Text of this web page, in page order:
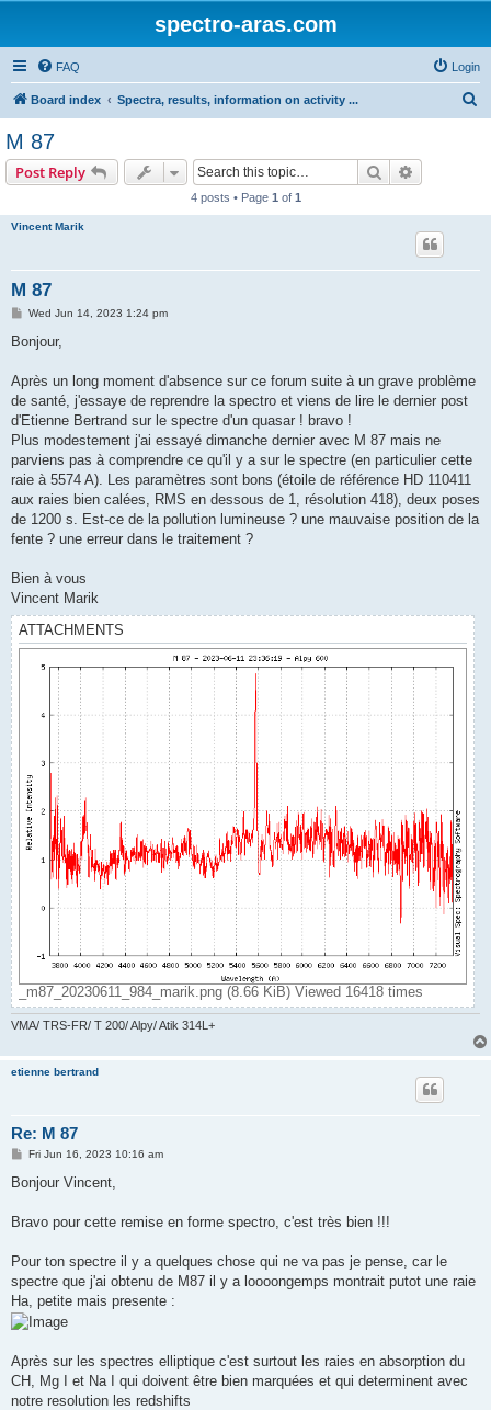
spectro-aras.com
FAQ Login
Board index Spectra, results, information on activity ...
M 87
Post Reply Search
4 posts • Page 1 of 1
Vincent Marik
M 87
P
s
Wed Jun 14, 2023 1:24 pm
Bonjour,
Après un long moment d'absence sur ce forum suite à un grave problème
de santé, j'essaye de reprendre la spectro et viens de lire le dernier post
d'Etienne Bertrand sur le spectre d'un quasar ! bravo !
Plus modestement j'ai essayé dimanche dernier avec M 87 mais ne
parviens pas à comprendre ce qu'il y a sur le spectre (en particulier cette
raie à 5574 A). Les paramètres sont bons (étoile de référence HD 110411
aux raies bien calées, RMS en dessous de 1, résolution 418), deux poses
de 1200 s. Est-ce de la pollution lumineuse ? une mauvaise position de la
fente ? une erreur dans le traitement ?
Bien à vous
Vincent Marik
ATTACHMENTS
_m87_20230611_984_marik.png (8.66 KiB) Viewed 16418 times
VMA/ TRS-FR/ T 200/ Alpy/ Atik 314L+
etienne bertrand
Re: M 87
P
s
Fri Jun 16, 2023 10:16 am
Bonjour Vincent,
Bravo pour cette remise en forme spectro, c'est très bien !!!
Pour ton spectre il y a quelques chose qui ne va pas je pense, car le
spectre que j'ai obtenu de M87 il y a loooongemps montrait putot une raie
Ha, petite mais presente :
Après sur les spectres elliptique c'est surtout les raies en absorption du
CH, Mg I et Na I qui doivent être bien marquées et qui determinent avec
notre resolution les redshifts